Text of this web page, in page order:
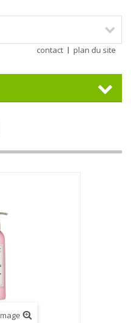
contact
plan du site